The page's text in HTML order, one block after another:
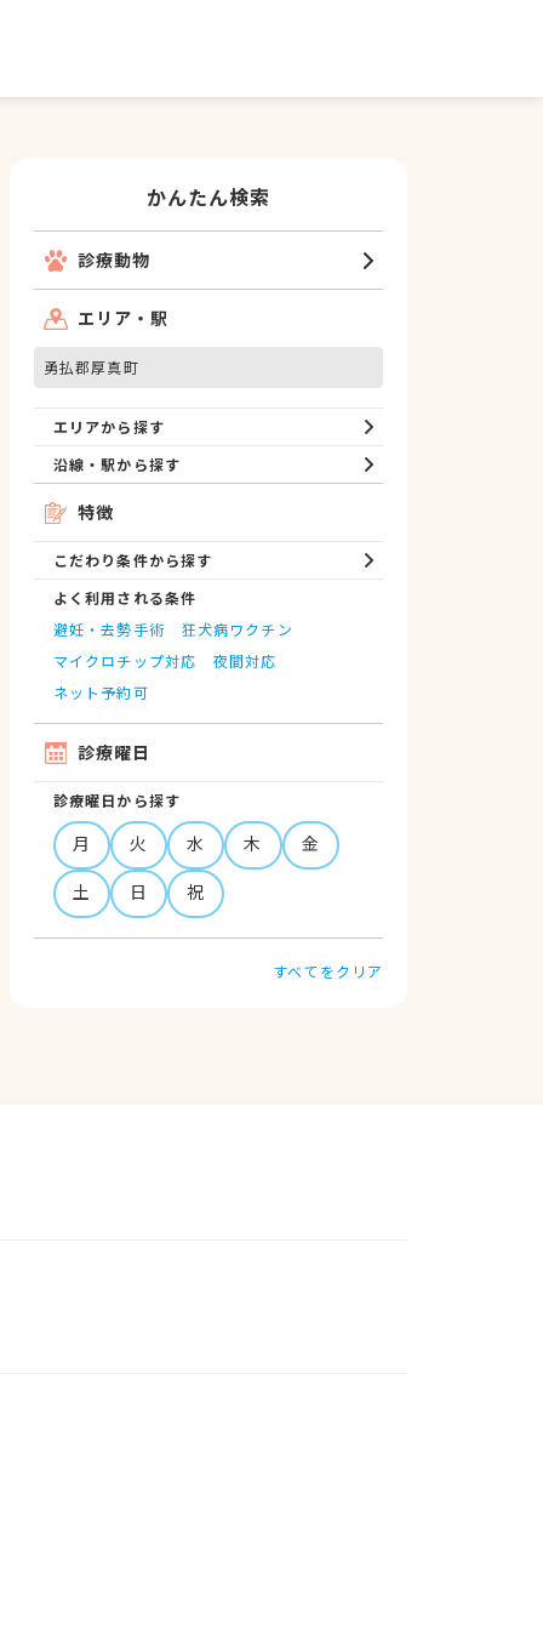
かんたん検索
診療動物
エリア・駅
勇払郡厚真町
エリアから探す
沿線・駅から探す
特徴
こだわり条件から探す
よく利用される条件
避妊・去勢手術
狂犬病ワクチン
マイクロチップ対応
夜間対応
ネット予約可
診療曜日
診療曜日から探す
月 火 水 木
金
土
日 祝
すべてをクリア